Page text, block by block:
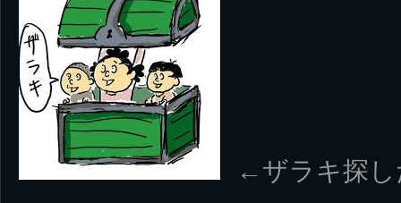
←ザラキ探し